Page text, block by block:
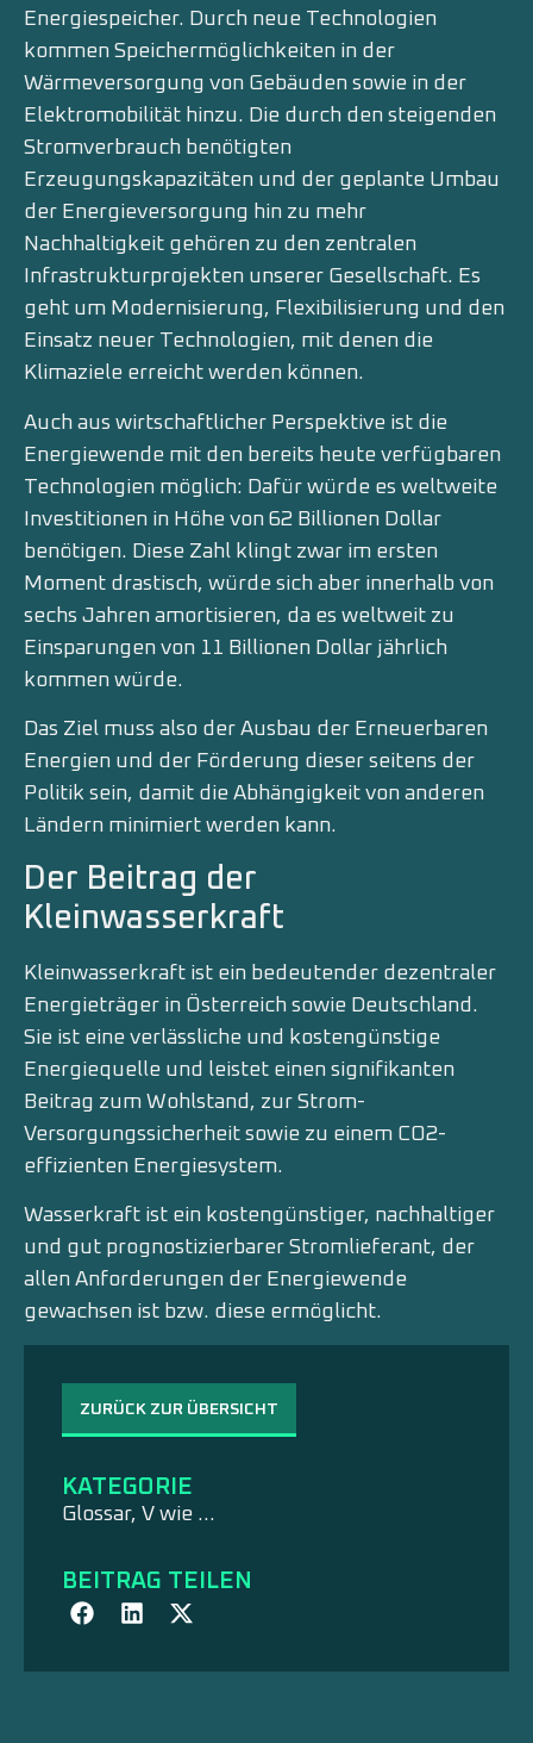
ZURÜCK ZUR ÜBERSICHT
KATEGORIE
Glossar, V wie …
BEITRAG TEILEN
Energiespeicher. Durch neue Technologien
kommen Speichermöglichkeiten in der
Wärmeversorgung von Gebäuden sowie in der
Elektromobilität hinzu. Die durch den steigenden
Stromverbrauch benötigten
Erzeugungskapazitäten und der geplante Umbau
der Energieversorgung hin zu mehr
Nachhaltigkeit gehören zu den zentralen
Infrastrukturprojekten unserer Gesellschaft. Es
geht um Modernisierung, Flexibilisierung und den
Einsatz neuer Technologien, mit denen die
Klimaziele erreicht werden können.
Auch aus wirtschaftlicher Perspektive ist die
Energiewende mit den bereits heute verfügbaren
Technologien möglich: Dafür würde es weltweite
Investitionen in Höhe von 62 Billionen Dollar
benötigen. Diese Zahl klingt zwar im ersten
Moment drastisch, würde sich aber innerhalb von
sechs Jahren amortisieren, da es weltweit zu
Einsparungen von 11 Billionen Dollar jährlich
kommen würde.
Das Ziel muss also der Ausbau der Erneuerbaren
Energien und der Förderung dieser seitens der
Politik sein, damit die Abhängigkeit von anderen
Ländern minimiert werden kann.
Der Beitrag der
Kleinwasserkraft
Kleinwasserkraft ist ein bedeutender dezentraler
Energieträger in Österreich sowie Deutschland.
Sie ist eine verlässliche und kostengünstige
Energiequelle und leistet einen signifikanten
Beitrag zum Wohlstand, zur Strom-
Versorgungssicherheit sowie zu einem CO2-
effizienten Energiesystem.
Wasserkraft ist ein kostengünstiger, nachhaltiger
und gut prognostizierbarer Stromlieferant, der
allen Anforderungen der Energiewende
gewachsen ist bzw. diese ermöglicht.